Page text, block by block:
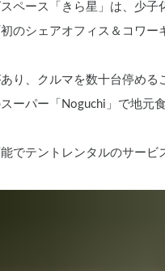
のシェアオフィス＆コワー
ーパー「Noguchi」で地元